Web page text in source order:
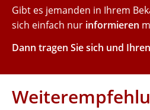
Gibt es jemanden in Ihrem
sich einfach nur informieren
Dann tragen Sie sich und